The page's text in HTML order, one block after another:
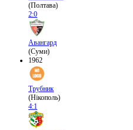
(Полтава)
2:0
Авангард
(Суми)
1962
Трубник
(Нікополь)
4:1